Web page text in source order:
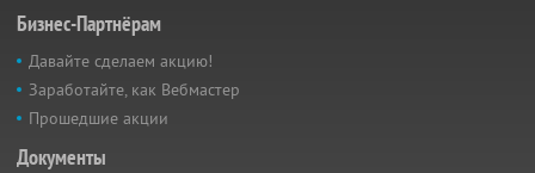
Бизнес-Партнёрам
Давайте сделаем акцию!
Заработайте, как Вебмастер
Прошедшие акции
Документы